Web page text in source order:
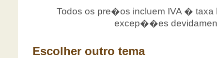
Todos os pre�os incluem IVA � taxa
excep��es
Escolher outro tema